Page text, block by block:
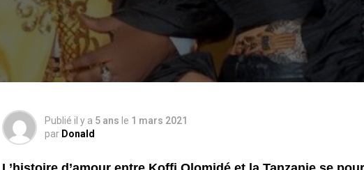
Publié il y a 5 ans le 1 mars 2021
par Donald